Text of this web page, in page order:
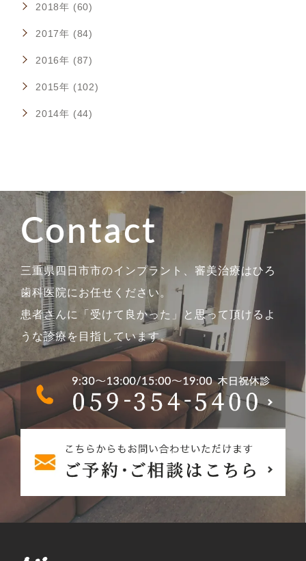
2018年 (60)
2017年 (84)
2016年 (87)
2015年 (102)
2014年 (44)
Contact
三重県四日市市のインプラント、審美治療はひろ
歯科医院にお任せください。
患者さんに「受けて良かった」と思って頂けるよ
うな診療を目指しています。